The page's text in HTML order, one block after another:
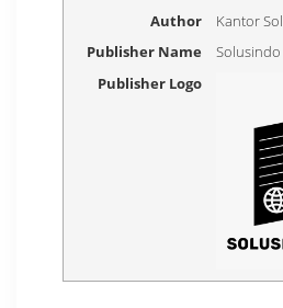
Author
Kantor
Publisher Name
Solusindo
Publisher Logo